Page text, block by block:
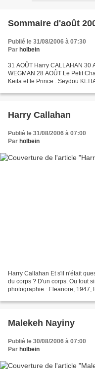
Sommaire d'août
Publié le 31/08/2006 à 07:30
Par holbein
31 AOÛT Harry CALLAHAN 30
WEGMAN 28 AOÛT Le Petit
Keita et le Prince : Seydou
Harry Callahan
Publié le 31/08/2006 à 07:00
Par holbein
Harry Callahan Et s'il n'était
du corps ? D'un corps. Ou tout
photographie : Eleanore, 1947,
Malekeh Nayiny
Publié le 30/08/2006 à 07:00
Par holbein